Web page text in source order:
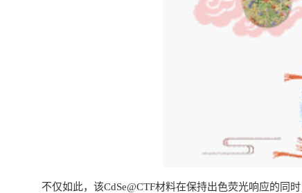
不仅如此，该CdSe@CTF材料在保持出色荧光响应的同